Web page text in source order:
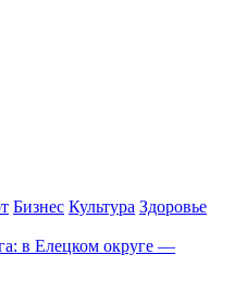
Бизнес Культура Здоровье
в Елецком округе —